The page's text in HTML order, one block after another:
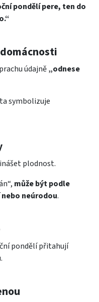
pondělí pere, ten do
údajně„odnese
symbolizuje
plodnost.
může být podle
neúrodou.
pondělí přitahují